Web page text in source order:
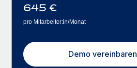
645 €
pro Mitarbeiter:in/Monat
Demo vereinbaren